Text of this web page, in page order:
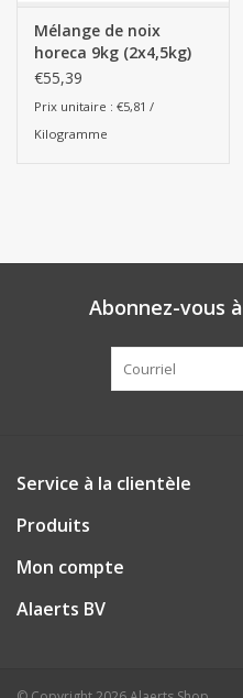
Mélange de noix
horeca 9kg (2x4,5kg)
€55,39
Prix unitaire : €5,81 /
Kilogramme
Abonnez-vous
Service à la clientèle
Produits
Mon compte
Alaerts BV